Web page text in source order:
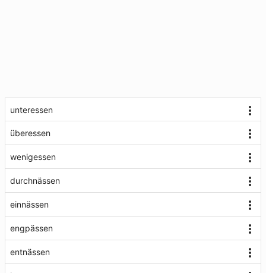
unteressen
überessen
wenigessen
durchnässen
einnässen
engpässen
entnässen